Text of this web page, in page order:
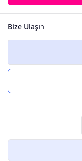
Bize Ulaşın